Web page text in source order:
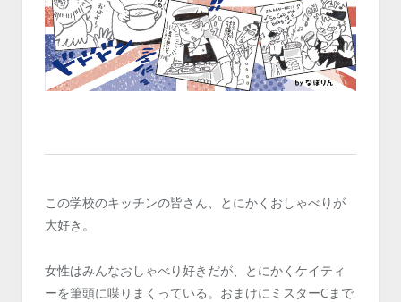
この学校のキッチンの皆さん、とにかくおしゃべりが
大好き。
女性はみんなおしゃべり好きだが、とにかくケイティ
ーを筆頭に喋りまくっている。おまけにミスターCまで